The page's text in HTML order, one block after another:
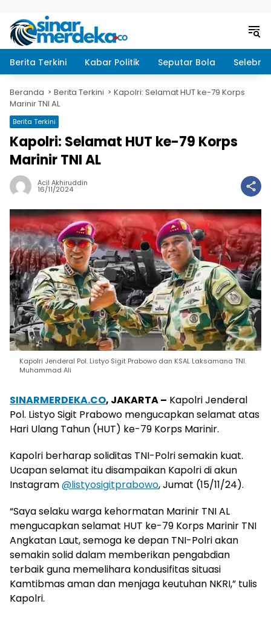
Berita Terkini Kabar Politik Seputar Bola
Beranda Berita Terkini
Kapolri: Selamat HUT ke-79 Korps
Marinir TNI AL
Berita Terkini
Kapolri: Selamat HUT ke-79 Korps
Marinir TNI AL
Acil Akhiruddin
16/11/2024
Kapolri Jenderal Pol. Listyo Sigit Prabowo dan KSAL Laksamana TNI.
Muhammad Ali
SINARMERDEKA.CO, JAKARTA – Kapolri Jenderal
Pol. Listyo Sigit Prabowo mengucapkan selamat atas
Hari Ulang Tahun (HUT) ke-79 Korps Marinir.
Kapolri berharap soliditas TNI-Polri semakin kuat.
Ucapan selamat itu disampaikan Kapolri di akun
Instagram@listyosigitprabowo, Jumat (15/11/24).
“Saya selaku warga kehormatan Marinir TNI AL
mengucapkan selamat HUT ke-79 Korps Marinir TNI
Angkatan Laut, semoga ke depan TNI-Polri akan
semakin solid dalam memberikan pengabdian
terbaik guna memelihara kondusifitas situasi
Kamtibmas aman dan menjaga keutuhan NKRI,” tulis
Kapolri.